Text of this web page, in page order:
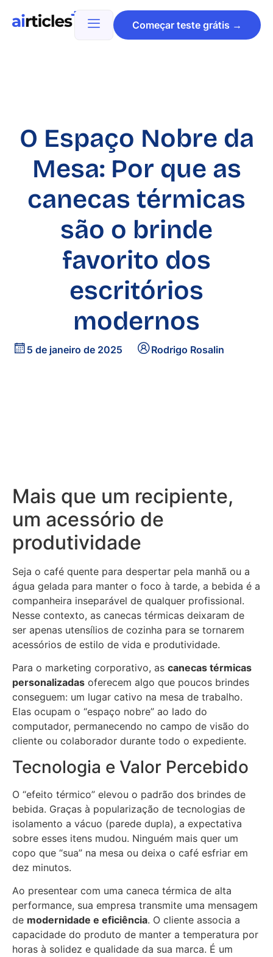
Começar teste grátis →
O Espaço Nobre da
Mesa: Por que as
canecas térmicas
são o brinde
favorito dos
escritórios
modernos
5 de janeiro de 2025 Rodrigo Rosalin
Mais que um recipiente,
um acessório de
produtividade
Seja o café quente para despertar pela manhã ou a
água gelada para manter o foco à tarde, a bebida é a
companheira inseparável de qualquer profissional.
Nesse contexto, as canecas térmicas deixaram de
ser apenas utensílios de cozinha para se tornarem
acessórios de estilo de vida e produtividade.
Para o marketing corporativo, as canecas térmicas
personalizadas oferecem algo que poucos brindes
conseguem: um lugar cativo na mesa de trabalho.
Elas ocupam o “espaço nobre” ao lado do
computador, permanecendo no campo de visão do
cliente ou colaborador durante todo o expediente.
Tecnologia e Valor Percebido
O “efeito térmico” elevou o padrão dos brindes de
bebida. Graças à popularização de tecnologias de
isolamento a vácuo (parede dupla), a expectativa
sobre esses itens mudou. Ninguém mais quer um
copo que “sua” na mesa ou deixa o café esfriar em
dez minutos.
Ao presentear com uma caneca térmica de alta
performance, sua empresa transmite uma mensagem
de modernidade e eficiência. O cliente associa a
capacidade do produto de manter a temperatura por
horas à solidez e qualidade da sua marca. É um